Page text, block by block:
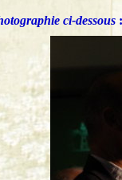
ci-dessous: